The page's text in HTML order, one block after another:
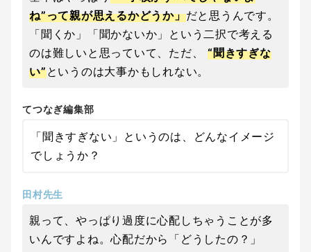
ね”って親が思えるかどうか」だと思うんです。
「聞くか」「聞かないか」という二択で考える
のは難しいと思っていて、ただ、 “聞きすぎな
い”というのは大事かもしれない。
てつなぎ編集部
「聞きすぎない」というのは、どんなイメージ
でしょうか？
田村先生
親って、やっぱり過度に心配しちゃうことが多
いんですよね。心配だから「どうしたの？」